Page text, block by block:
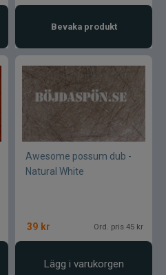
Bevaka produkt
Awesome possum dub -
Natural White
39 kr Ord. pris 45 kr
Lägg i varukorgen